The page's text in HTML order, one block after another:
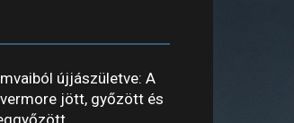
újjászületve: A
jött, győzött és